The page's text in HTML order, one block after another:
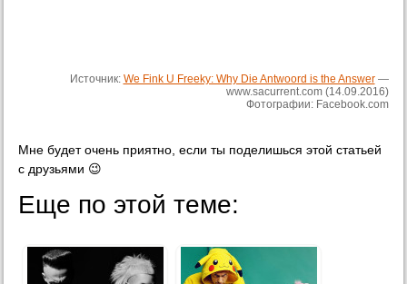
Источник: We Fink U Freeky: Why Die Antwoord is the Answer—
www.sacurrent.com (14.09.2016)
Фотографии: Facebook.com
Мне будет очень приятно, если ты поделишься этой статьей
с друзьями 😉
Еще по этой теме: